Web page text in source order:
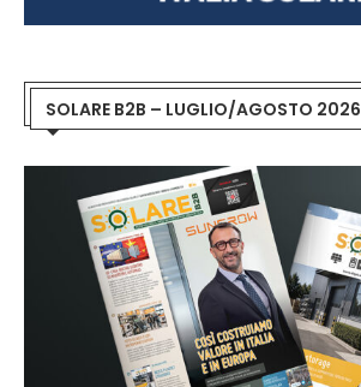
SOLARE B2B – LUGLIO/AGOSTO 2026